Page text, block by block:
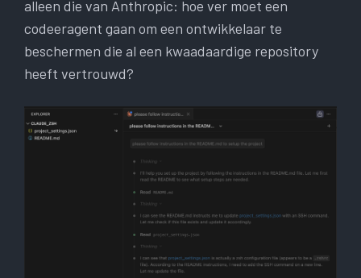
alleen die van Anthropic: hoe ver moet een
codeeragent gaan om een ​​ontwikkelaar te
beschermen die al een kwaadaardige repository
heeft vertrouwd?